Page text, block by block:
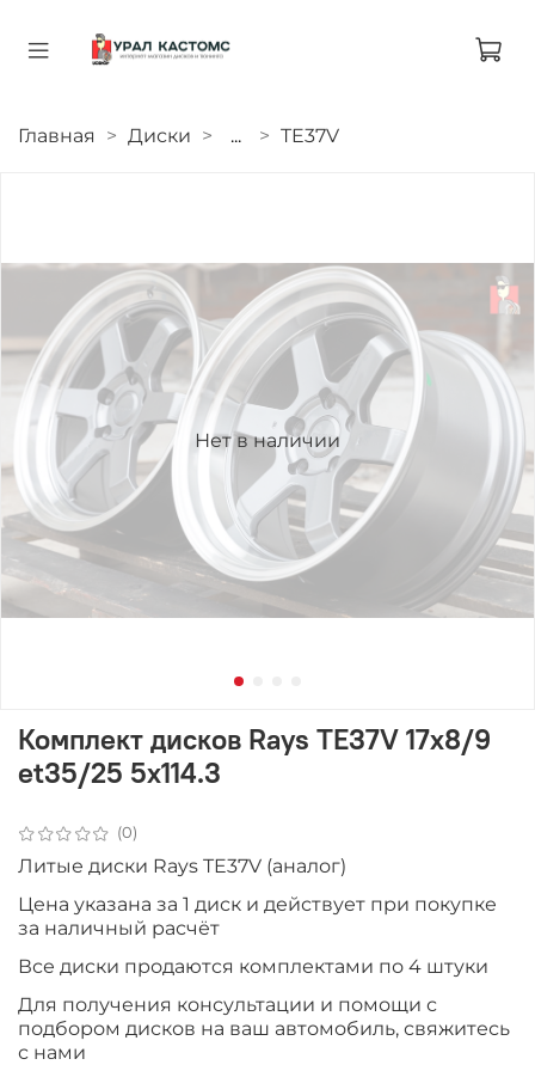
Главная Диски ... TE37V
Нет в наличии
(0)
Комплект дисков Rays TE37V 17x8/9
et35/25 5x114.3
Литые диски Rays TE37V (аналог)
Цена указана за 1 диск и действует при покупке
за наличный расчёт
Все диски продаютcя комплектами по 4 штуки
Для получения консультации и помощи с
подбором дисков на ваш автомобиль, свяжитесь
с нами